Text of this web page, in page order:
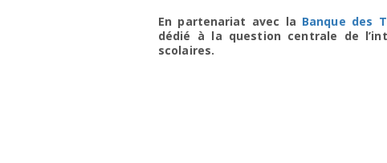
En partenariat avec la Banque des
dédié à la question centrale de
scolaires.